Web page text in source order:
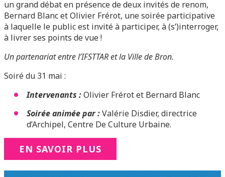
un grand débat en présence de deux invités de renom,
Bernard Blanc et Olivier Frérot, une soirée participative
à laquelle le public est invité à participer, à (s’)interroger,
à livrer ses points de vue !
Un partenariat entre l’IFSTTAR et la Ville de Bron.
Soiré du 31 mai :
Intervenants :Olivier Frérot et Bernard Blanc
Soirée animée par :Valérie Disdier, directrice
d’Archipel, Centre De Culture Urbaine.
EN SAVOIR PLUS